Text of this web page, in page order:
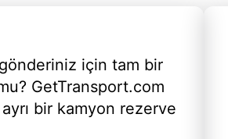
için tam bir
GetTransport.com
bir kamyon rezerve